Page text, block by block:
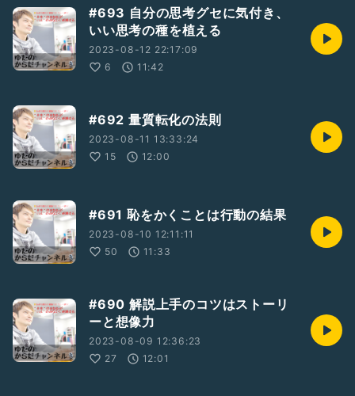
#693 自分の思考グセに気付き、
いい思考の種を植える
2023-08-12 22:17:09
6
11:42
#692 量質転化の法則
2023-08-11 13:33:24
15
12:00
#691 恥をかくことは行動の結果
2023-08-10 12:11:11
50
11:33
#690 解説上手のコツはストーリ
ーと想像力
2023-08-09 12:36:23
27
12:01